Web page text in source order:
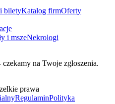
biletyKatalog firmOferty
i mszeNekrologi
czekamy na Twoje zgłoszenia.
prawa
RegulaminPolityka